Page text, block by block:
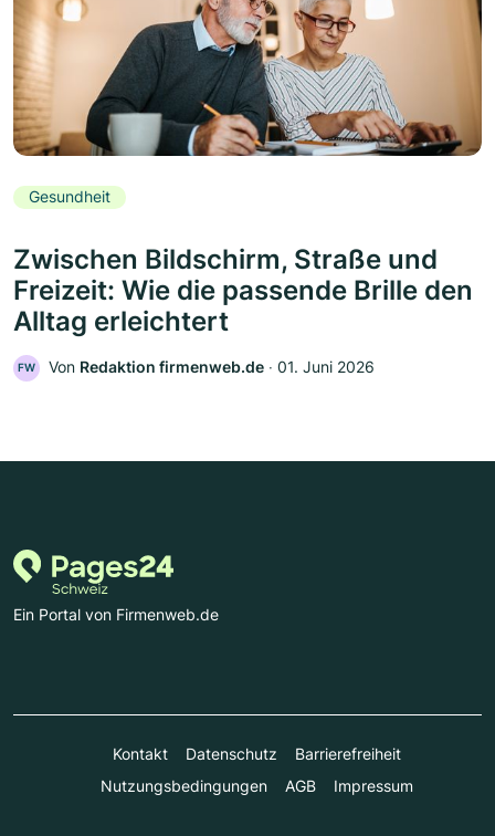
Gesundheit
Zwischen Bildschirm, Straße und
Freizeit: Wie die passende Brille den
Alltag erleichtert
FW Von Redaktion firmenweb.de ‧ 01. Juni 2026
Ein Portal von Firmenweb.de
Kontakt Datenschutz
Barrierefreiheit
Nutzungsbedingungen
AGB Impressum